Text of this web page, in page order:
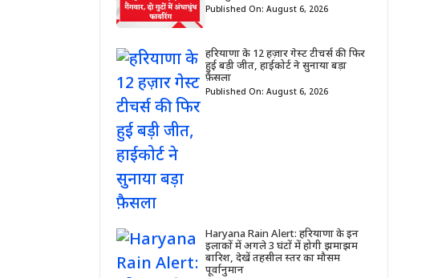
Published On: August 6, 2026
हरियाणा के 12 हज़ार गेस्ट टीचर्स की फिर
हुई बड़ी जीत, हाईकोर्ट ने सुनाया बड़ा
फ़ैसला
Published On: August 6, 2026
Haryana Rain Alert: हरियाणा के इन
इलाकों में अगले 3 घंटों में होगी झमाझम
बारिश, देखें तहसील स्तर का मौसम
पूर्वानुमान